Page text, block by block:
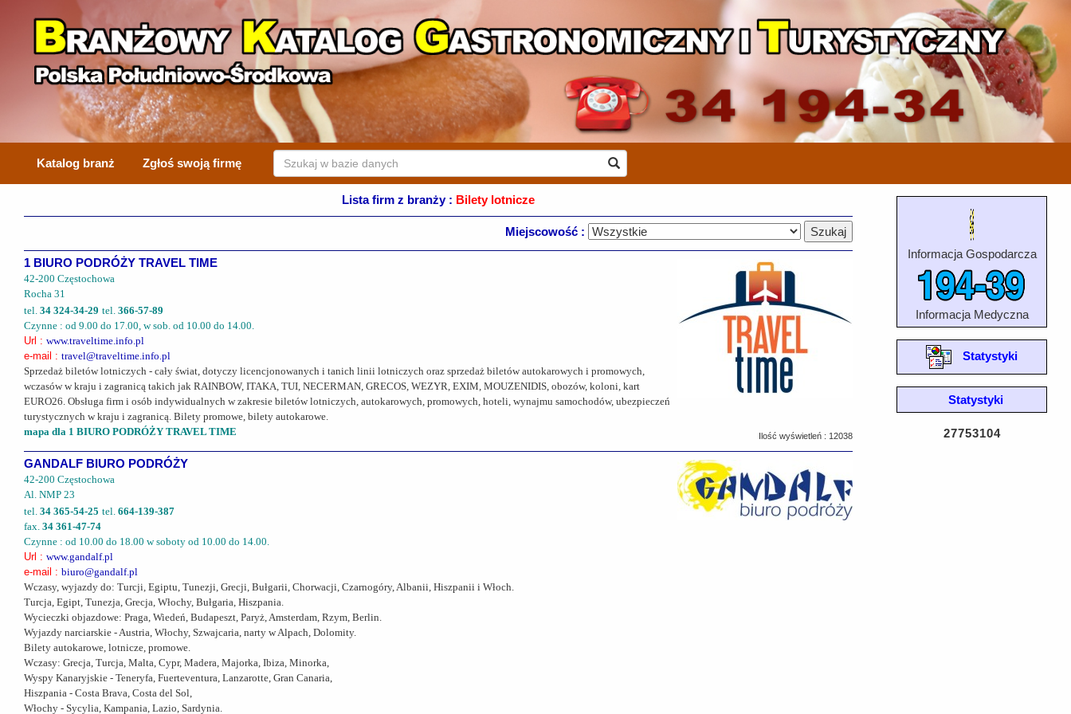
Katalog branż Zgłoś swoją firmę
Lista firm z branży : Bilety lotnicze
Miejscowość :
1 BIURO PODRÓŻY TRAVEL TIME
42-200 Częstochowa
Rocha 31
tel. 34 324-34-29 tel. 366-57-89
Czynne : od 9.00 do 17.00, w sob. od 10.00 do 14.00.
Url : www.traveltime.info.pl
e-mail : travel@traveltime.info.pl
Sprzedaż biletów lotniczych - cały świat, dotyczy licencjonowanych i tanich linii lotniczych oraz sprzedaż biletów autokarowych i promowych,
wczasów w kraju i zagranicą takich jak RAINBOW, ITAKA, TUI, NECERMAN, GRECOS, WEZYR, EXIM, MOUZENIDIS, obozów, koloni, kart
EURO26. Obsługa firm i osób indywidualnych w zakresie biletów lotniczych, autokarowych, promowych, hoteli, wynajmu samochodów, ubezpieczeń
turystycznych w kraju i zagranicą. Bilety promowe, bilety autokarowe.
mapa dla 1 BIURO PODRÓŻY TRAVEL TIME
Ilość wyświetleń : 12038
GANDALF BIURO PODRÓŻY
42-200 Częstochowa
Al. NMP 23
tel. 34 365-54-25 tel. 664-139-387
fax. 34 361-47-74
Czynne : od 10.00 do 18.00 w soboty od 10.00 do 14.00.
Url : www.gandalf.pl
e-mail : biuro@gandalf.pl
Wczasy, wyjazdy do: Turcji, Egiptu, Tunezji, Grecji, Bułgarii, Chorwacji, Czarnogóry, Albanii, Hiszpanii i Włoch.
Turcja, Egipt, Tunezja, Grecja, Włochy, Bułgaria, Hiszpania.
Wycieczki objazdowe: Praga, Wiedeń, Budapeszt, Paryż, Amsterdam, Rzym, Berlin.
Wyjazdy narciarskie - Austria, Włochy, Szwajcaria, narty w Alpach, Dolomity.
Bilety autokarowe, lotnicze, promowe.
Wczasy: Grecja, Turcja, Malta, Cypr, Madera, Majorka, Ibiza, Minorka,
Wyspy Kanaryjskie - Teneryfa, Fuerteventura, Lanzarotte, Gran Canaria,
Hiszpania - Costa Brava, Costa del Sol,
Włochy - Sycylia, Kampania, Lazio, Sardynia.
Informacja Gospodarcza
Informacja Medyczna
Statystyki
Statystyki
27753104